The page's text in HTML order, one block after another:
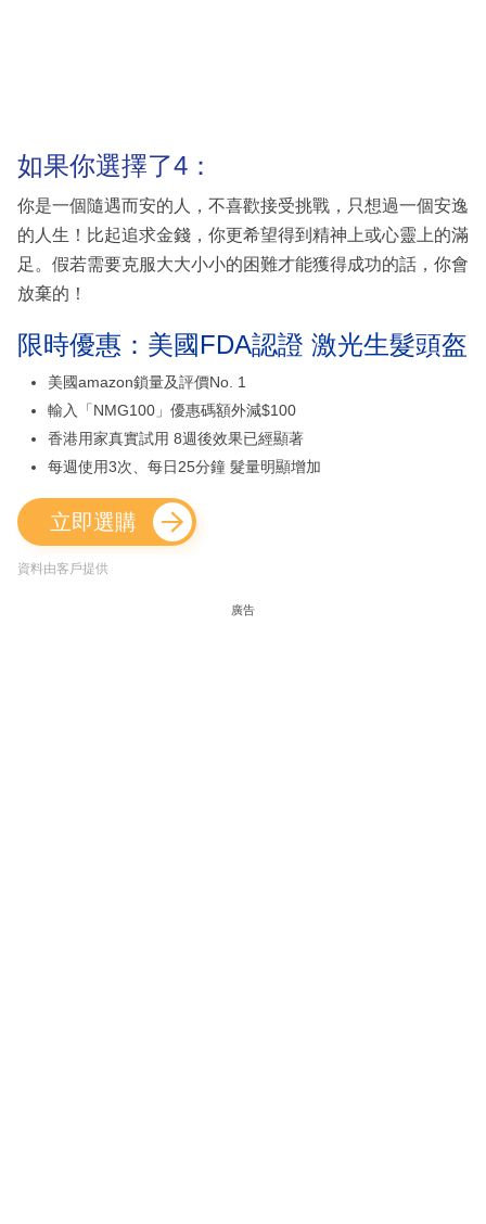
如果你選擇了4：
你是一個隨遇而安的人，不喜歡接受挑戰，只想過一個安逸
的人生！比起追求金錢，你更希望得到精神上或心靈上的滿
足。假若需要克服大大小小的困難才能獲得成功的話，你會
放棄的！
限時優惠：美國FDA認證 激光生髮頭盔
美國amazon鎖量及評價No. 1
輸入「NMG100」優惠碼額外減$100
香港用家真實試用 8週後效果已經顯著
每週使用3次、每日25分鐘 髮量明顯增加
立即選購
資料由客戶提供
廣告